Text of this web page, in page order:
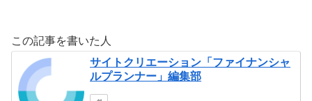
この記事を書いた人
サイトクリエーション「ファイナンシャ
ルプランナー」編集部